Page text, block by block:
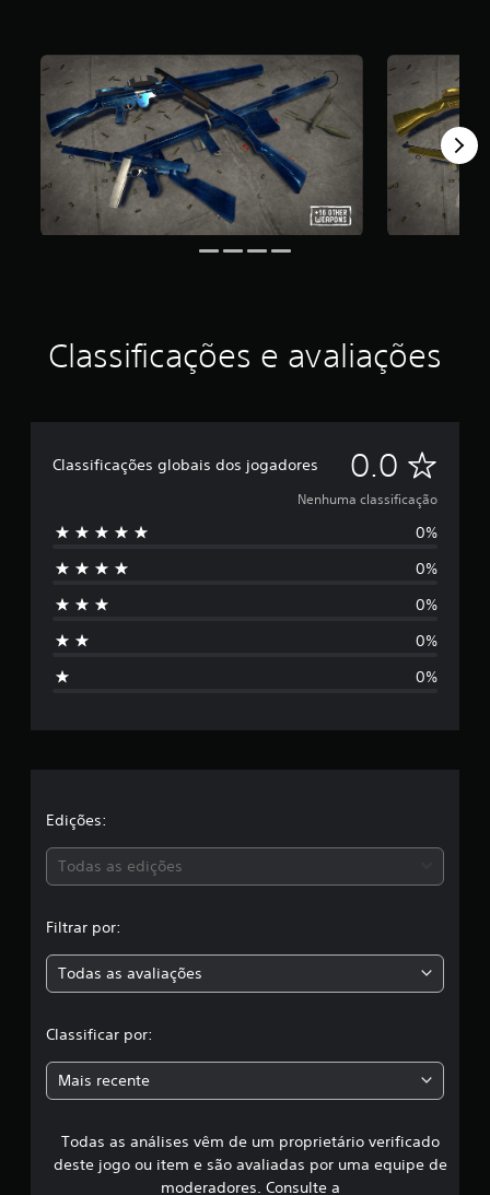
Classificações e avaliações
Classificações globais dos jogadores 0.0 N
e
n
h
m
i
f
c
a
ç
Nenhuma classificação
0%
0%
0%
0%
0%
Edições:
Todas as edições
Filtrar por:
Todas as avaliações
Classificar por:
Mais recente
Todas as análises vêm de um proprietário verificado
deste jogo ou item e são avaliadas por uma equipe de
moderadores. Consulte a